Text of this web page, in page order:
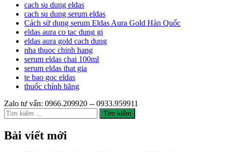
cach su dung eldas
cach su dung serum eldas
Cách sử dụng serum Eldas Aura Gold Hàn Quốc
eldas aura co tac dung gi
eldas aura gold cach dung
nha thuoc chinh hang
serum eldas chai 100ml
serum eldas that gia
te bao goc eldas
thuốc chính hãng
Zalo tư vấn: 0966.209920 -- 0933.959911
Tìm
kiếm
cho:
Bài viết mới